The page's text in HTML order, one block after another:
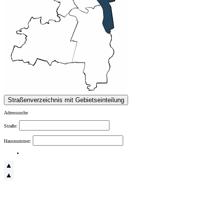
Adresssuche
Straße:
Hausnummer: